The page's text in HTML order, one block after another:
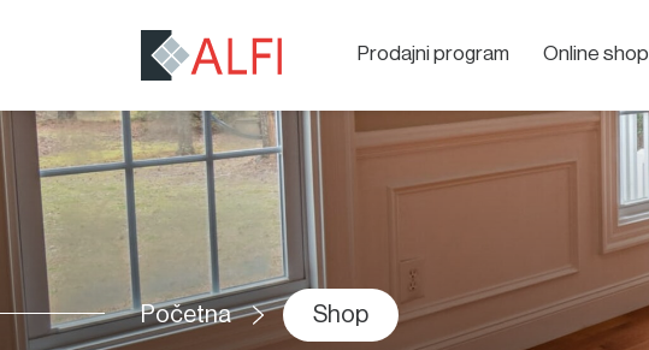
Prodajni program Online shop
Početna Shop